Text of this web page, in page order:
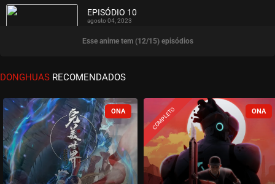
ASSISTIDO
EPISÓDIO 10
agosto 04, 2023
ASSISTIDO
EPISÓDIO 09
ASSISTIDO
EPISÓDIO 08
julho 08, 2023
Esse anime tem (12/15) episódios
DONGHUAS RECOMENDADOS
COMPLETO